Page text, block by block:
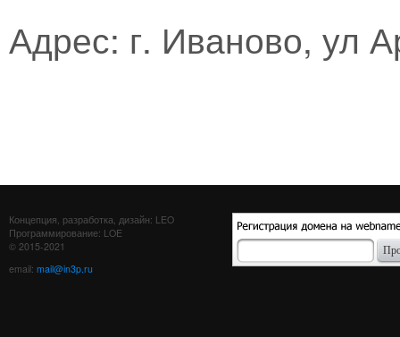
Адрес: г. Иваново, ул
Концепция, разработка, дизайн: LEO
Программирование: LOE
© 2015-2021
email: mail@in3p.ru